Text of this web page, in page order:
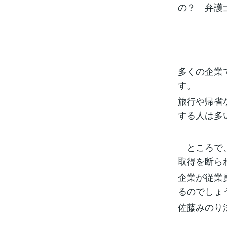
の？ 弁護
多くの企業
す。
旅行や帰省
する人は多
ところで
取得を断ら
企業が従業
るのでしょ
佐藤みのり